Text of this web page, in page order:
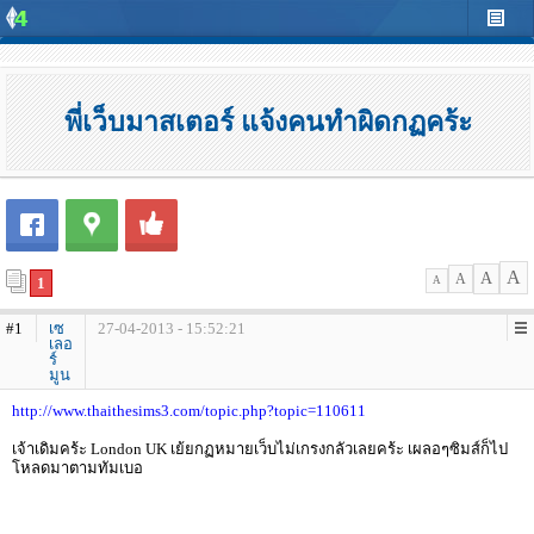
พี่เว็บมาสเตอร์ แจ้งคนทำผิดกฏคร้ะ
1 A A A A
#1
เซ
เลอ
ร์
มูน
27-04-2013 - 15:52:21
http://www.thaithesims3.com/topic.php?topic=110611
เจ้าเดิมคร้ะ London UK เย้ยกฏหมายเว็บไม่เกรงกลัวเลยคร้ะ เผลอๆซิมส์ก็ไป
โหลดมาตามทัมเบอ